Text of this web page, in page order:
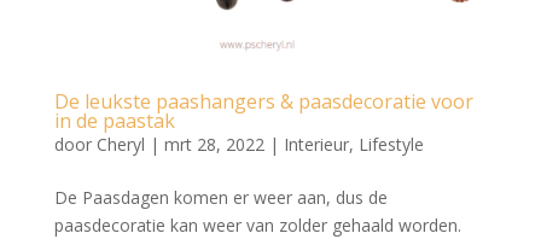
De leukste paashangers & paasdecoratie voor
in de paastak
door Cheryl | mrt 28, 2022| Interieur, Lifestyle
De Paasdagen komen er weer aan, dus de
paasdecoratie kan weer van zolder gehaald worden.